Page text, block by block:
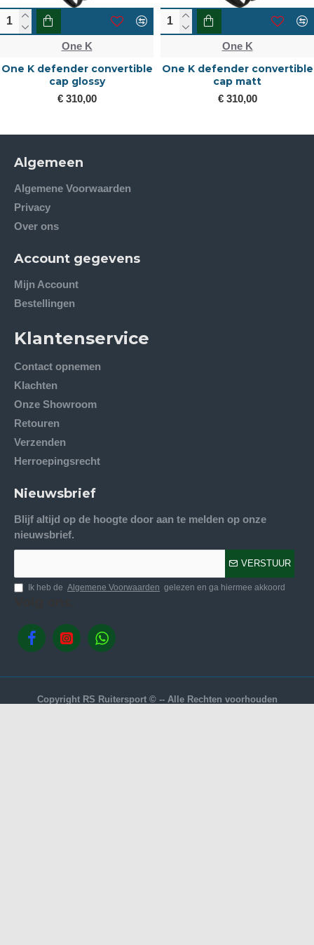
One K
One K defender convertible
cap glossy
€ 310,00
One K
One K defender convertible
cap matt
€ 310,00
Algemeen
Algemene Voorwaarden
Privacy
Over ons
Account gegevens
Mijn Account
Bestellingen
Klantenservice
Contact opnemen
Klachten
Onze Showroom
Retouren
Verzenden
Herroepingsrecht
Nieuwsbrief
Blijf altijd op de hoogte door aan te melden op onze
nieuwsbrief.
VERSTUUR
Ik heb de Algemene Voorwaarden gelezen en ga hiermee akkoord
Copyright RS Ruitersport © -- Alle Rechten voorhouden